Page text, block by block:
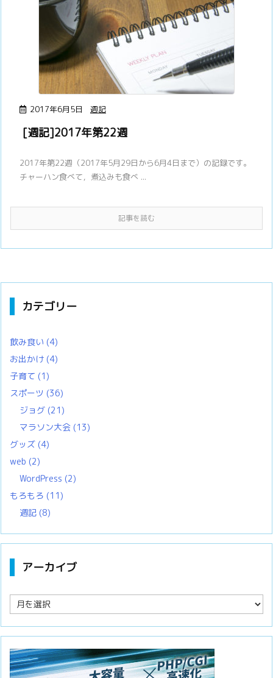
2017年6月5日 週記
[週記]2017年第22週
2017年第22週（2017年5月29日から6月4日まで）の記録です。
チャーハン食べて，煮込みも食べ ...
記事を読む
カテゴリー
飲み食い (4)
お出かけ (4)
子育て (1)
スポーツ (36)
ジョグ (21)
マラソン大会 (13)
グッズ (4)
web (2)
WordPress (2)
もろもろ (11)
週記 (8)
アーカイブ
ー
カ
イ
ブ